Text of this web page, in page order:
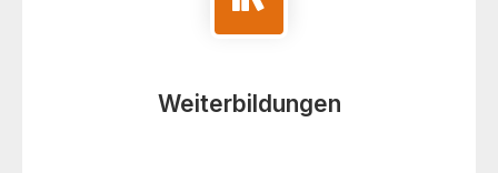
Weiterbildungen